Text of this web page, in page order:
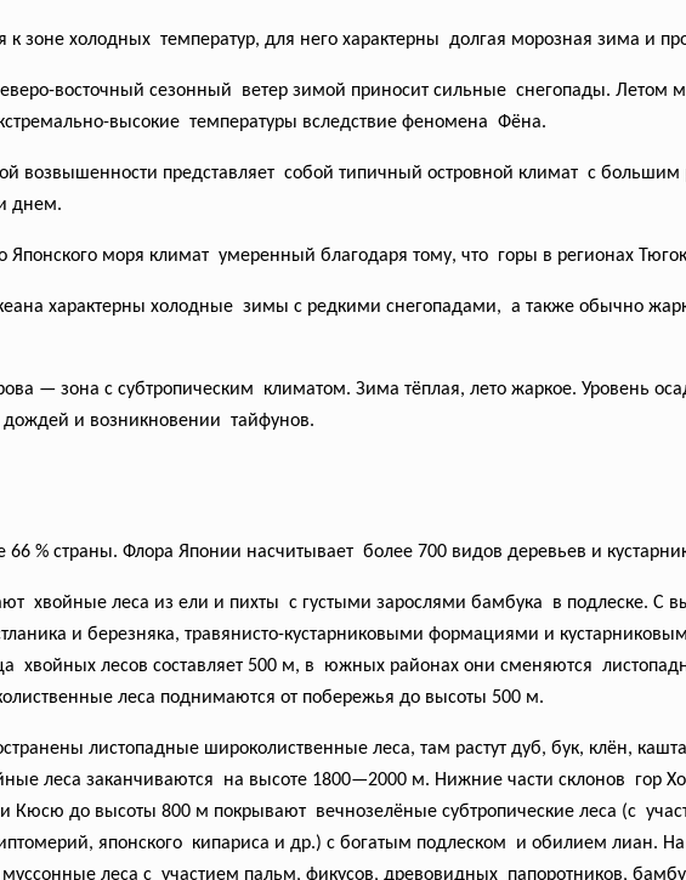
зоне холодных температур, для него характерны долгая морозная зима и
восточный сезонный ветер зимой приносит сильные снегопады. Летом
высокие температуры вследствие феномена Фёна.
возвышенности представляет собой типичный островной климат с большим
днем.
моря климат умеренный благодаря тому, что горы в регионах
характерны холодные зимы с редкими снегопадами, а также обычно
— зона с субтропическим климатом. Зима тёплая, лето жаркое. Уровень
и возникновении тайфунов.
% страны. Флора Японии насчитывает более 700 видов деревьев и
хвойные леса из ели и пихты с густыми зарослями бамбука в подлеске. С
и березняка, травянисто-кустарниковыми формациями и
хвойных лесов составляет 500 м, в южных районах они сменяются
леса поднимаются от побережья до высоты 500 м.
листопадные широколиственные леса, там растут дуб, бук, клён,
леса заканчиваются на высоте 1800—2000 м. Нижние части склонов гор
и Кюсю до высоты 800 м покрывают вечнозелёные субтропические леса (с
японского кипариса и др.) с богатым подлеском и обилием лиан.
леса с участием пальм, фикусов, древовидных папоротников,